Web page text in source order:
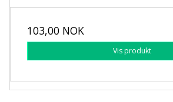
103,00 NOK
Vis produkt